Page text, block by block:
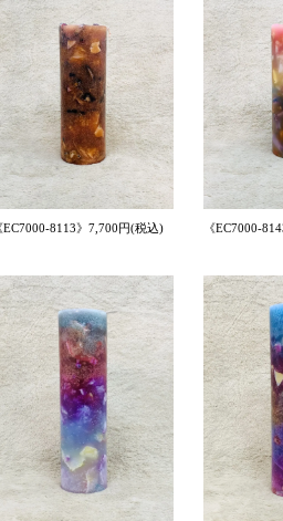
EC7000-8113》7,700円(税込) 《EC7000-